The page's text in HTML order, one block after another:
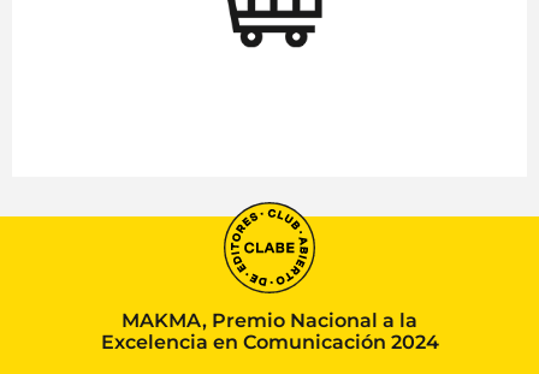
MAKMA, Premio Nacional a la
Excelencia en Comunicación 2024